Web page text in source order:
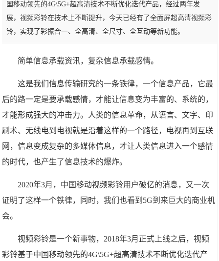
国移动领先的4G\5G+超高清技术不断优化迭代产品，经过两年发
展，视频彩铃在技术上不断提升，今天已经有了全面屏超高清视频彩
铃，实现了彩振合一、全高清、全尺寸、全互动等新功能。
简单信息承载资讯，复杂信息承载感情。
这是我们信息传输研究的一条铁律，一个信息产品，它最
后的路一定是要承载感情，才能让信息变为丰富的、系统的，
才能形成强大的冲击力。人类的信息革命，从语言、文字、印
刷术、无线电到电视就是沿着这样的一个路径，电视再到互联
网，信息变成复杂的多媒体信息，才让人类信息进入一个感情
的时代，也产生了信息技术的爆炸。
2020年3月，中国移动视频彩铃用户破亿的消息，又一次
证明了这样一个铁律，同时，我们也看到5G到来巨大的商业机
会。
视频彩铃是一个新事物，2018年3月正式上线之后，视频
彩铃基于中国移动领先的4G\5G+超高清技术不断优化迭代产